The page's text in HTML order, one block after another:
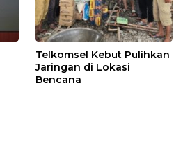
Telkomsel Kebut Pulihkan
Jaringan di Lokasi
Bencana